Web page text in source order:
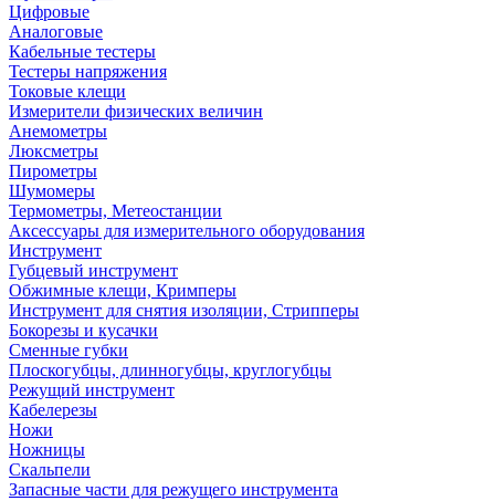
Цифровые
Аналоговые
Кабельные тестеры
Тестеры напряжения
Токовые клещи
Измерители физических величин
Анемометры
Люксметры
Пирометры
Шумомеры
Термометры, Метеостанции
Аксессуары для измерительного оборудования
Инструмент
Губцевый инструмент
Обжимные клещи, Кримперы
Инструмент для снятия изоляции, Стрипперы
Бокорезы и кусачки
Сменные губки
Плоскогубцы, длинногубцы, круглогубцы
Режущий инструмент
Кабелерезы
Ножи
Ножницы
Скальпели
Запасные части для режущего инструмента